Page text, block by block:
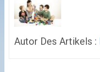
Autor Des Artikels :